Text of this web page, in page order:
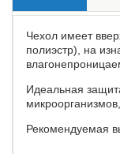
Чехол имеет
полиэстр), на
Идеальная
Рекомендуемая